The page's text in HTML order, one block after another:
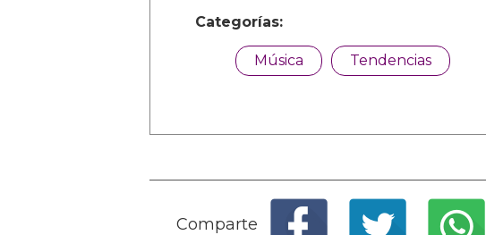
Categorías:
Música Tendencias
Comparte